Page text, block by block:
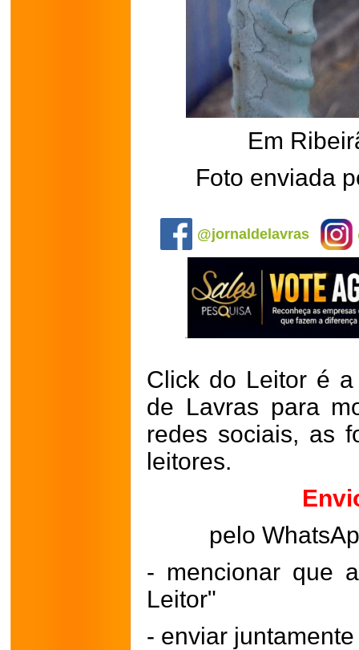
Em
Foto enviada
@jornaldelavras
Click do Leitor é
de Lavras para
redes sociais, as
leitores.
pelo
- mencionar que
Leitor"
- enviar